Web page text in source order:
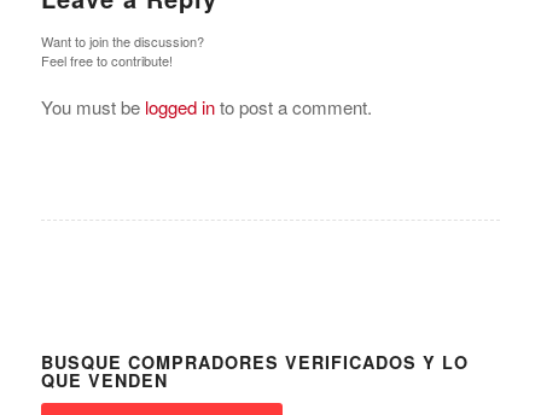
Want to join the discussion?
Feel free to contribute!
You must be logged into post a comment.
BUSQUE COMPRADORES VERIFICADOS Y LO
QUE VENDEN